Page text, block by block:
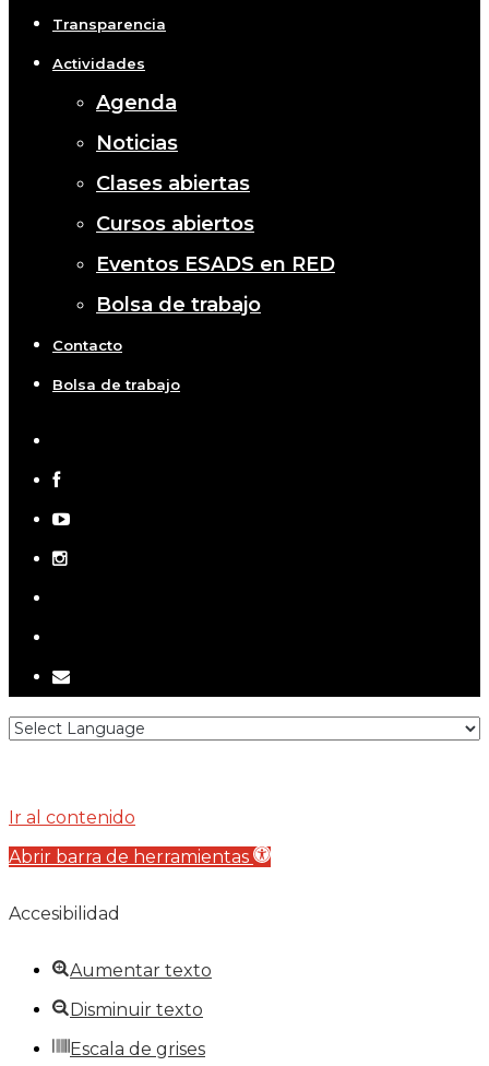
Transparencia
Actividades
Agenda
Noticias
Clases abiertas
Cursos abiertos
Eventos ESADS en RED
Bolsa de trabajo
Contacto
Bolsa de trabajo
twitter
facebook
youtube
instagram
email
Ir al contenido
Abrir barra de herramientas
Accesibilidad
Aumentar texto
Disminuir texto
Escala de grises